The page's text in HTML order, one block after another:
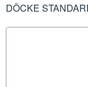
DÖCKE